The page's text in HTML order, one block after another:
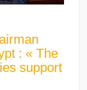
: « The
support